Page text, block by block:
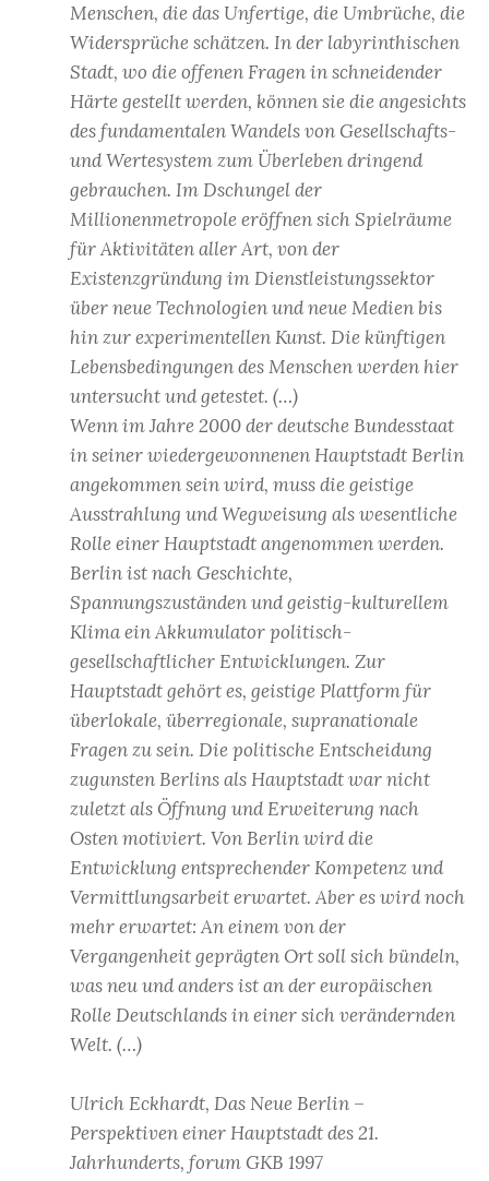
Menschen, die das Unfertige, die Umbrüche, die
Widersprüche schätzen. In der labyrinthischen
Stadt, wo die offenen Fragen in schneidender
Härte gestellt werden, können sie die angesichts
des fundamentalen Wandels von Gesellschafts-
und Wertesystem zum Überleben dringend
gebrauchen. Im Dschungel der
Millionenmetropole eröffnen sich Spielräume
für Aktivitäten aller Art, von der
Existenzgründung im Dienstleistungssektor
über neue Technologien und neue Medien bis
hin zur experimentellen Kunst. Die künftigen
Lebensbedingungen des Menschen werden hier
untersucht und getestet. (…)
Wenn im Jahre 2000 der deutsche Bundesstaat
in seiner wiedergewonnenen Hauptstadt Berlin
angekommen sein wird, muss die geistige
Ausstrahlung und Wegweisung als wesentliche
Rolle einer Hauptstadt angenommen werden.
Berlin ist nach Geschichte,
Spannungszuständen und geistig-kulturellem
Klima ein Akkumulator politisch-
gesellschaftlicher Entwicklungen. Zur
Hauptstadt gehört es, geistige Plattform für
überlokale, überregionale, supranationale
Fragen zu sein. Die politische Entscheidung
zugunsten Berlins als Hauptstadt war nicht
zuletzt als Öffnung und Erweiterung nach
Osten motiviert. Von Berlin wird die
Entwicklung entsprechender Kompetenz und
Vermittlungsarbeit erwartet. Aber es wird noch
mehr erwartet: An einem von der
Vergangenheit geprägten Ort soll sich bündeln,
was neu und anders ist an der europäischen
Rolle Deutschlands in einer sich verändernden
Welt. (…)
Ulrich Eckhardt, Das Neue Berlin –
Perspektiven einer Hauptstadt des 21.
Jahrhunderts, forum GKB 1997